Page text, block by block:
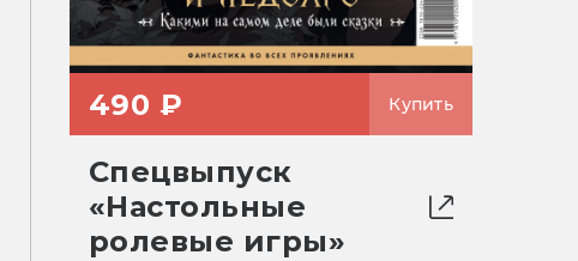
490 ₽ Купить
Спецвыпуск
«Настольные
ролевые игры»